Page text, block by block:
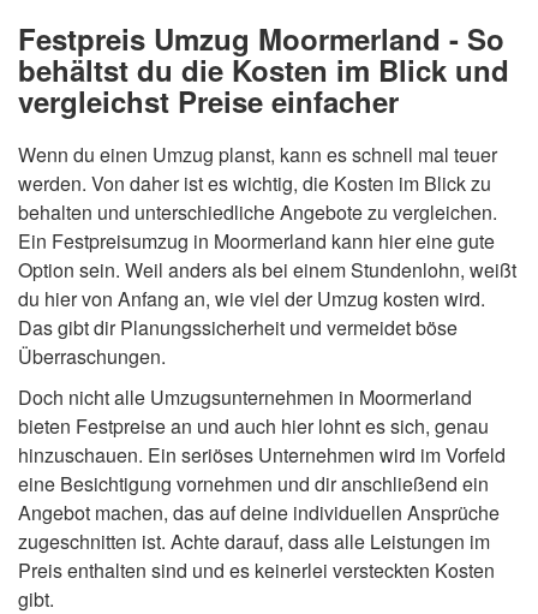
Festpreis Umzug Moormerland - So
behältst du die Kosten im Blick und
vergleichst Preise einfacher
Wenn du einen Umzug planst, kann es schnell mal teuer
werden. Von daher ist es wichtig, die Kosten im Blick zu
behalten und unterschiedliche Angebote zu vergleichen.
Ein Festpreisumzug in Moormerland kann hier eine gute
Option sein. Weil anders als bei einem Stundenlohn, weißt
du hier von Anfang an, wie viel der Umzug kosten wird.
Das gibt dir Planungssicherheit und vermeidet böse
Überraschungen.
Doch nicht alle Umzugsunternehmen in Moormerland
bieten Festpreise an und auch hier lohnt es sich, genau
hinzuschauen. Ein seriöses Unternehmen wird im Vorfeld
eine Besichtigung vornehmen und dir anschließend ein
Angebot machen, das auf deine individuellen Ansprüche
zugeschnitten ist. Achte darauf, dass alle Leistungen im
Preis enthalten sind und es keinerlei versteckten Kosten
gibt.